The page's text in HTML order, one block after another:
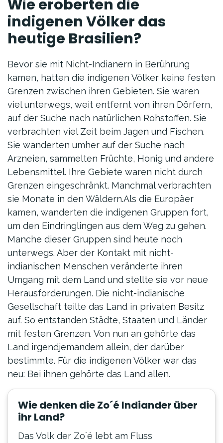
Wie eroberten die
indigenen Völker das
heutige Brasilien?
Bevor sie mit Nicht-Indianern in Berührung
kamen, hatten die indigenen Völker keine festen
Grenzen zwischen ihren Gebieten. Sie waren
viel unterwegs, weit entfernt von ihren Dörfern,
auf der Suche nach natürlichen Rohstoffen. Sie
verbrachten viel Zeit beim Jagen und Fischen.
Sie wanderten umher auf der Suche nach
Arzneien, sammelten Früchte, Honig und andere
Lebensmittel. Ihre Gebiete waren nicht durch
Grenzen eingeschränkt. Manchmal verbrachten
sie Monate in den Wäldern.Als die Europäer
kamen, wanderten die indigenen Gruppen fort,
um den Eindringlingen aus dem Weg zu gehen.
Manche dieser Gruppen sind heute noch
unterwegs. Aber der Kontakt mit nicht-
indianischen Menschen veränderte ihren
Umgang mit dem Land und stellte sie vor neue
Herausforderungen. Die nicht-indianische
Gesellschaft teilte das Land in privaten Besitz
auf. So entstanden Städte, Staaten und Länder
mit festen Grenzen. Von nun an gehörte das
Land irgendjemandem allein, der darüber
bestimmte. Für die indigenen Völker war das
neu: Bei ihnen gehörte das Land allen.
Wie denken die Zo´é Indiander über
ihr Land?
Das Volk der Zo´é lebt am Fluss